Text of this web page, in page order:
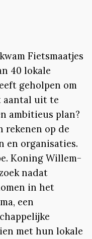
Fietsmaatjes
40 lokale
geholpen om
aantal uit te
ambitieus plan?
rekenen op de
en organisaties.
Koning Willem-
nadat
in het
een
met hun lokale